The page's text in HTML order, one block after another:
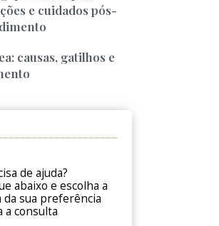
e cuidados pós-
causas, gatilhos e
de ajuda?
abaixo e escolha a
da sua preferência
a consulta